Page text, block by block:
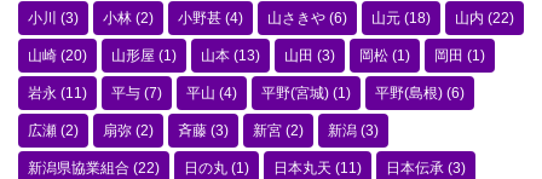
小川 (3) 小林 (2) 小野甚 (4) 山さきや (6) 山元 (18) 山内 (22)
山崎 (20) 山形屋 (1) 山本 (13) 山田 (3) 岡松 (1) 岡田 (1)
岩永 (11) 平与 (7) 平山 (4) 平野(宮城) (1) 平野(島根) (6)
広瀬 (2) 扇弥 (2) 斉藤 (3) 新宮 (2) 新潟 (3)
新潟県協業組合 (22) 日の丸 (1) 日本丸天 (11) 日本伝承 (3)